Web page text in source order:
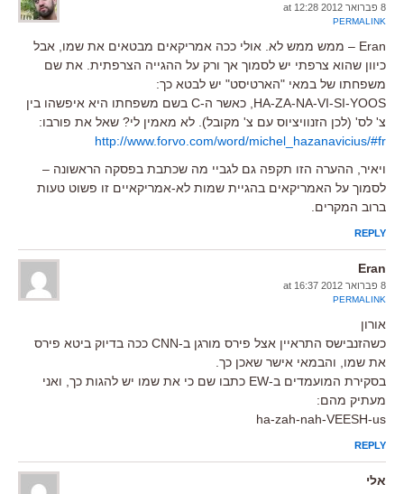
8 פברואר 2012 at 12:28
PERMALINK
Eran – ממש ממש לא. אולי ככה אמריקאים מבטאים את שמו, אבל
כיוון שהוא צרפתי יש לסמוך אך ורק על ההגייה הצרפתית. את שם
משפחתו של במאי "הארטיסט" יש לבטא כך:
HA-ZA-NA-VI-SI-YOOS, כאשר ה-C בשם משפחתו היא איפשהו בין
צ' לס' (לכן הזנוויציוס עם צ' מקובל). לא מאמין לי? שאל את פורבו:
http://www.forvo.com/word/michel_hazanavicius/#fr
ויאיר, ההערה הזו תקפה גם לגביי מה שכתבת בפסקה הראשונה –
לסמוך על האמריקאים בהגיית שמות לא-אמריקאיים זו פשוט טעות
ברוב המקרים.
REPLY
Eran
8 פברואר 2012 at 16:37
PERMALINK
אורון
כשהזנבישס התראיין אצל פירס מורגן ב-CNN ככה בדיוק ביטא פירס
את שמו, והבמאי אישר שאכן כך.
בסקירת המועמדים ב-EW כתבו שם כי את שמו יש להגות כך, ואני
מעתיק מהם:
ha-zah-nah-VEESH-us
REPLY
אלי